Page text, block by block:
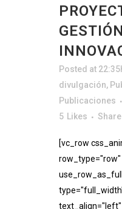
Posted at
divulgación,
Publicaciones
5 Likes Share
[vc_row
row_type="row"
text_align="left"